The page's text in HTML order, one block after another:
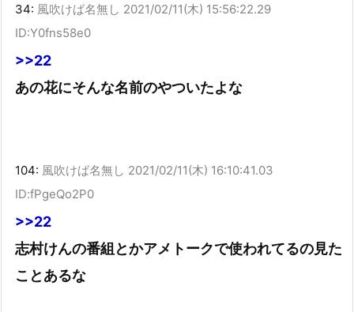
34: 風吹けば名無し 2021/02/11(木) 15:56:22.29
ID:Y0fns58e0
>>22
あの花にそんな名前のやついたよな
104: 風吹けば名無し 2021/02/11(木) 16:10:41.03
ID:fPgeQo2P0
>>22
志村けんの番組とかアメトークで使われてるの見た
ことあるな